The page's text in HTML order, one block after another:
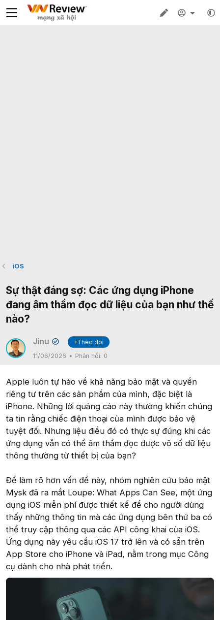
iOS
Sự thật đáng sợ: Các ứng dụng iPhone
đang âm thầm đọc dữ liệu của bạn như thế
nào?
Jinu ✔
+Theo dõi
11/06/2026
Phản hồi: 0
Apple luôn tự hào về khả năng bảo mật và quyền
riêng tư trên các sản phẩm của mình, đặc biệt là
iPhone. Những lời quảng cáo này thường khiến chúng
ta tin rằng chiếc điện thoại của mình được bảo vệ
tuyệt đối. Nhưng liệu điều đó có thực sự đúng khi các
ứng dụng vẫn có thể âm thầm đọc được vô số dữ liệu
thông thường từ thiết bị của bạn?
Để làm rõ hơn vấn đề này, nhóm nghiên cứu bảo mật
Mysk đã ra mắt Loupe: What Apps Can See, một ứng
dụng iOS miễn phí được thiết kế để cho người dùng
thấy những thông tin mà các ứng dụng bên thứ ba có
thể truy cập thông qua các API công khai của iOS.
Ứng dụng này yêu cầu iOS 17 trở lên và có sẵn trên
App Store cho iPhone và iPad, nằm trong mục Công
cụ dành cho nhà phát triển.